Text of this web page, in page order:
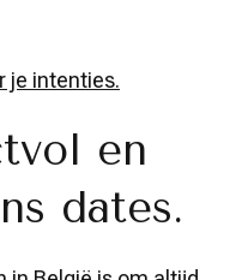
je intenties.
en
dates.